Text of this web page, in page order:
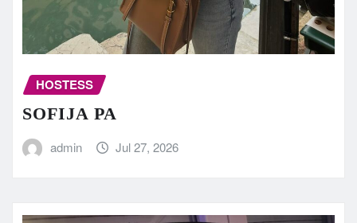
HOSTESS
SOFIJA PA
admin Jul 27, 2026